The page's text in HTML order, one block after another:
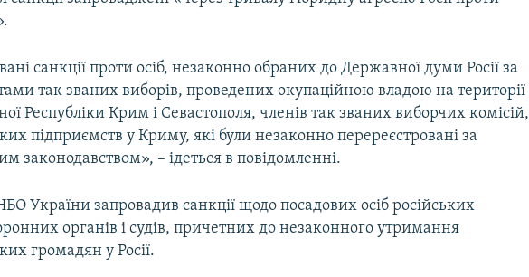
санкції проти осіб, незаконно обраних до Державної думи Росії за
так званих виборів, проведених окупаційною владою на території
Республіки Крим і Севастополя, членів так званих виборчих комісій,
підприємств у Криму, які були незаконно перереєстровані за
законодавством», – ідеться в повідомленні.
України запровадив санкції щодо посадових осіб російських
органів і судів, причетних до незаконного утримання
громадян у Росії.